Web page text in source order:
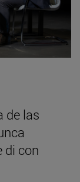
de las
di con